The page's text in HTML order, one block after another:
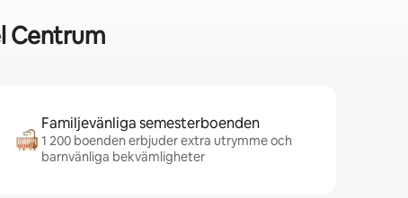
Centrum
Familjevänliga semesterboenden
1 200 boenden erbjuder extra utrymme och
barnvänliga bekvämligheter